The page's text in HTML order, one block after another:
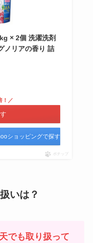
× 2個 洗濯洗剤
ノリアの香り 詰
！／
ショッピングで探す
ポチップ
いは？
でも取り扱って